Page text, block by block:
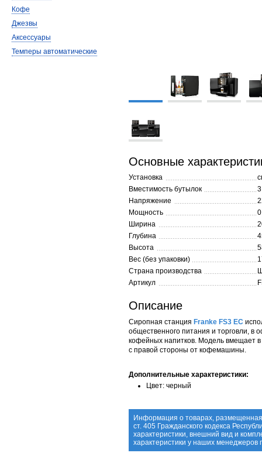
Основные
Установка
Вместимость бутылок
Напряжение
Мощность
Ширина
Глубина
Высота
Вес (без упаковки)
Страна производства
Артикул
Описание
Сиропная станция Franke FS3 EC
общественного питания и торговли, в
кофейных напитков. Модель вмещает
с правой стороны от кофемашины.
Дополнительные характеристики:
Цвет: черный
Информация о товарах,
ст. 405 Гражданского кодекса
характеристики, внешний вид и
характеристики у наших
Кофе
Джезвы
Аксессуары
Темперы автоматические